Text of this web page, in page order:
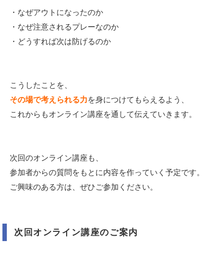
・なぜアウトになったのか
・なぜ注意されるプレーなのか
・どうすれば次は防げるのか
こうしたことを、
その場で考えられる力を身につけてもらえるよう、
これからもオンライン講座を通して伝えていきます。
次回のオンライン講座も、
参加者からの質問をもとに内容を作っていく予定です。
ご興味のある方は、ぜひご参加ください。
次回オンライン講座のご案内